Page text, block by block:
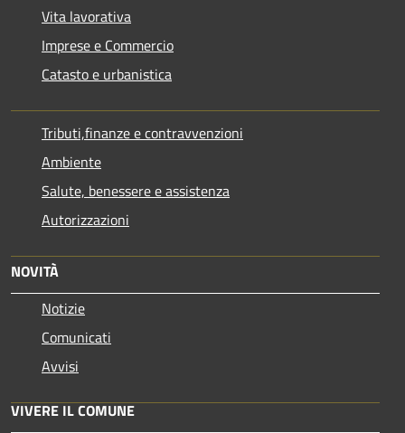
Vita lavorativa
Imprese e Commercio
Catasto e urbanistica
Tributi,finanze e contravvenzioni
Ambiente
Salute, benessere e assistenza
Autorizzazioni
NOVITÀ
Notizie
Comunicati
Avvisi
VIVERE IL COMUNE